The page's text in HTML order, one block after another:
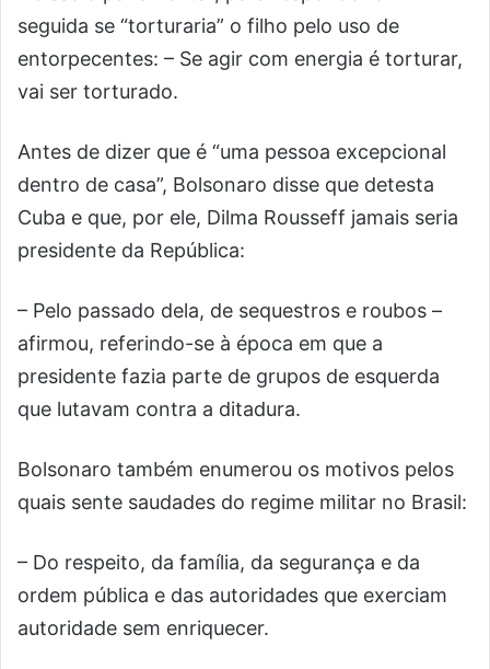
seguida se “torturaria” o filho pelo uso de
entorpecentes: – Se agir com energia é torturar,
vai ser torturado.
Antes de dizer que é “uma pessoa excepcional
dentro de casa”, Bolsonaro disse que detesta
Cuba e que, por ele, Dilma Rousseff jamais seria
presidente da República:
– Pelo passado dela, de sequestros e roubos –
afirmou, referindo-se à época em que a
presidente fazia parte de grupos de esquerda
que lutavam contra a ditadura.
Bolsonaro também enumerou os motivos pelos
quais sente saudades do regime militar no Brasil:
– Do respeito, da família, da segurança e da
ordem pública e das autoridades que exerciam
autoridade sem enriquecer.